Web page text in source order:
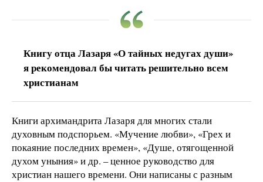
Книгу отца Лазаря «О тайных недугах души»
я рекомендовал бы читать решительно всем
христианам
Книги архимандрита Лазаря для многих стали
духовным подспорьем. «Мучение любви», «Грех и
покаяние последних времен», «Душе, отягощенной
духом уныния» и др. – ценное руководство для
христиан нашего времени. Они написаны с разным